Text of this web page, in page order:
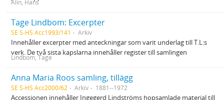
Alin, Hans
Tage Lindbom: Excerpter
SE S-HS Acc1993/141 Arkiv
Innehåller excerpter med anteckningar som varit underlag till T.L:s
verk. De två sista kapslarna innehåller register till samlingen
Lindbom, Tage
Anna Maria Roos samling, tillägg
SE S-HS Acc2000/62 Arkiv 1881--1972
Accessionen innehåller Ingegerd Lindströms hopsamlade material till